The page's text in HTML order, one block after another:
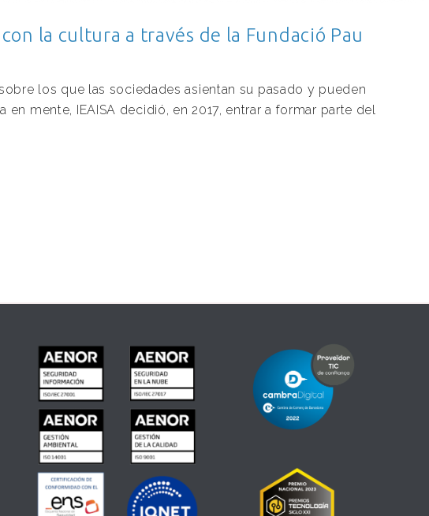
la cultura a través de la Fundació Pau
los que las sociedades asientan su pasado y pueden
en mente, IEAISA decidió, en 2017, entrar a formar parte del